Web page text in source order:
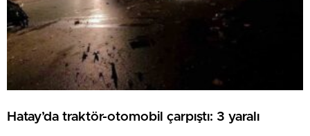
Hatay’da traktör-otomobil çarpıştı: 3 yaralı